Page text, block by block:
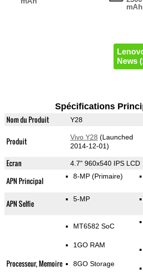
mAh
News
Spécifications
Nom du Produit Y28
Produit Vivo Y28 (Launched
2014-12-01)
Ecran 4.7" 960x540 IPS LCD
APN Principal 8-MP (Primaire)
APN Selfie 5-MP
Processeur, Memoire
MT6582 SoC
1GO RAM
8GO Storage